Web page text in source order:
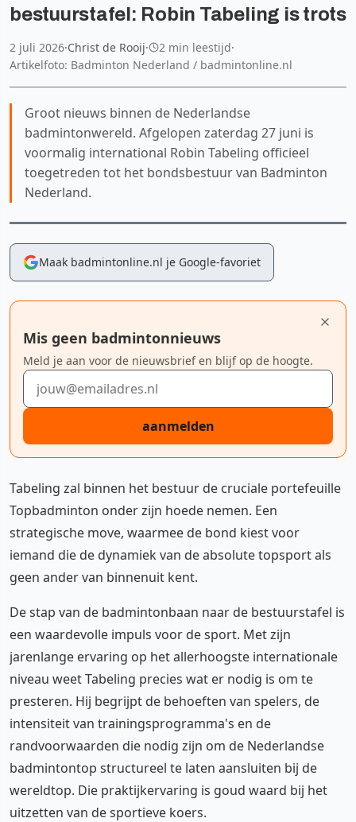
bestuurstafel: Robin Tabeling is trots
2 juli 2026·Christ de Rooij· 2 min leestijd·
Artikelfoto: Badminton Nederland / badmintonline.nl
Groot nieuws binnen de Nederlandse
badmintonwereld. Afgelopen zaterdag 27 juni is
voormalig international Robin Tabeling officieel
toegetreden tot het bondsbestuur van Badminton
Nederland.
Maak badmintonline.nl je Google-favoriet
Mis geen badmintonnieuws
Meld je aan voor de nieuwsbrief en blijf op de hoogte.
E-mailadres
aanmelden
Tabeling zal binnen het bestuur de cruciale portefeuille
Topbadminton onder zijn hoede nemen. Een
strategische move, waarmee de bond kiest voor
iemand die de dynamiek van de absolute topsport als
geen ander van binnenuit kent.
De stap van de badmintonbaan naar de bestuurstafel is
een waardevolle impuls voor de sport. Met zijn
jarenlange ervaring op het allerhoogste internationale
niveau weet Tabeling precies wat er nodig is om te
presteren. Hij begrijpt de behoeften van spelers, de
intensiteit van trainingsprogramma's en de
randvoorwaarden die nodig zijn om de Nederlandse
badmintontop structureel te laten aansluiten bij de
wereldtop. Die praktijkervaring is goud waard bij het
uitzetten van de sportieve koers.